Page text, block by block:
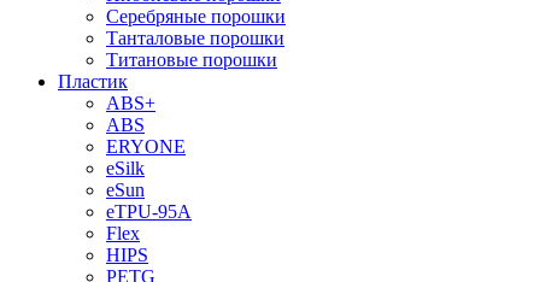
Серебряные порошки
Танталовые порошки
Титановые порошки
Пластик
ABS+
ABS
ERYONE
eSilk
eSun
eTPU-95A
Flex
HIPS
PETG